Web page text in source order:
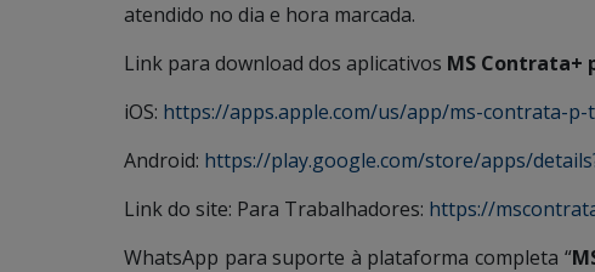
atendido no dia e hora marcada.
Link para download dos aplicativos MS Contrata+
iOS: https://apps.apple.com/us/app/ms-contrata-p-
Android: https://play.google.com/store/apps/
Link do site: Para Trabalhadores: https://
WhatsApp para suporte à plataforma completa “